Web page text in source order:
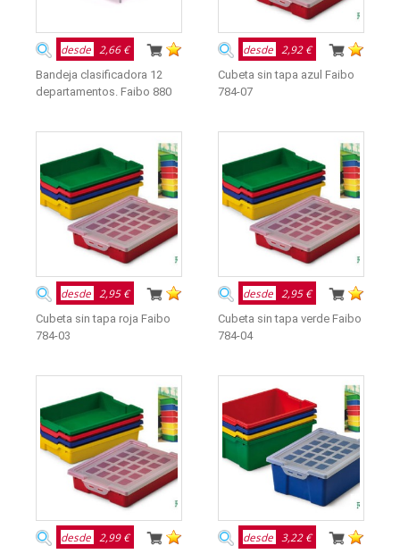
desde 2,66 €
Bandeja clasificadora 12
departamentos. Faibo 880
desde 2,92 €
Cubeta sin tapa azul Faibo
784-07
desde 2,95 €
Cubeta sin tapa roja Faibo
784-03
desde 2,95 €
Cubeta sin tapa verde Faibo
784-04
desde 2,99 € desde 3,22 €